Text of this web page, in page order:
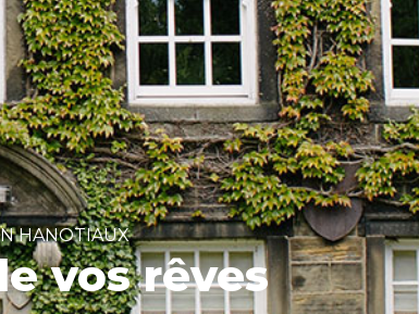
HANOTIAUX
vos rêves